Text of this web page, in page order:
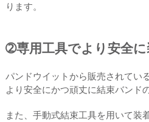
ります。
➁専用工具でより安全に
パンドウイットから販売されてい
より安全にかつ頑丈に結束バンド
また、手動式結束工具を用いて装